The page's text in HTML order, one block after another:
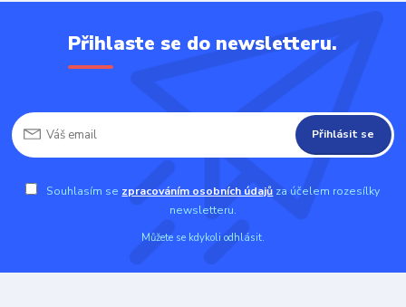
Přihlaste se do newsletteru.
Přihlásit se
Souhlasím se zpracováním osobních údajů za účelem rozesílky
newsletteru.
Můžete se kdykoli odhlásit.